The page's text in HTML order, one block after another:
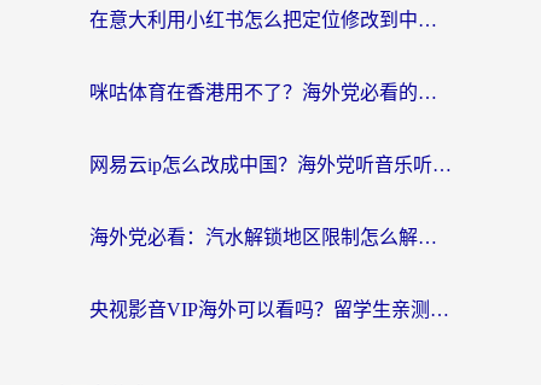
在意大利用小红书怎么把定位修改到中国国内？3个实用技巧+1个靠谱工具帮你搞定
咪咕体育在香港用不了？海外党必看的回国加速器选择指南（附3个真实场景解决方案）
网易云ip怎么改成中国？海外党听音乐听书的无痛解决方案
海外党必看：汽水解锁地区限制怎么解除？3招解决国内影音&生活服务难题
央视影音VIP海外可以看吗？留学生亲测有效的回国加速器选择指南